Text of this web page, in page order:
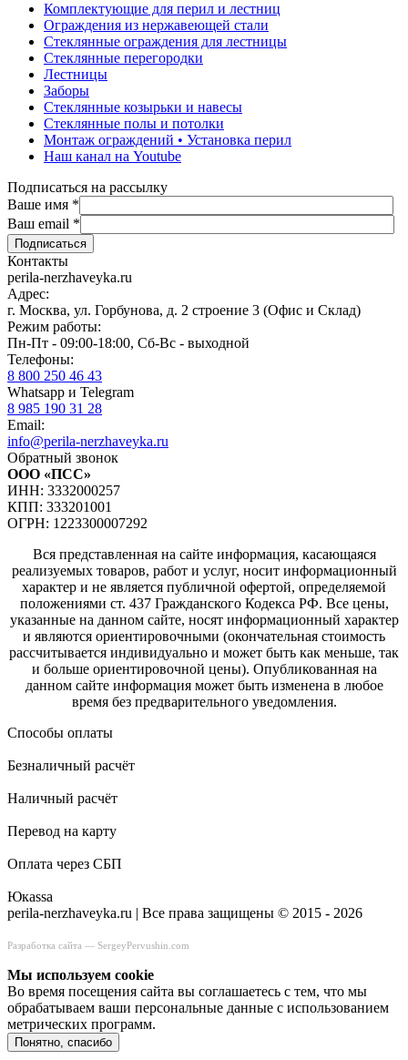
Комплектующие для перил и лестниц
Ограждения из нержавеющей стали
Стеклянные ограждения для лестницы
Стеклянные перегородки
Лестницы
Заборы
Стеклянные козырьки и навесы
Стеклянные полы и потолки
Монтаж ограждений • Установка перил
Наш канал на Youtube
Подписаться на рассылку
Ваше имя *
Ваш email *
Контакты
perila-nerzhaveyka.ru
Адрес:
г. Москва, ул. Горбунова, д. 2 строение 3 (Офис и Склад)
Режим работы:
Пн-Пт - 09:00-18:00, Сб-Вс - выходной
Телефоны:
8 800 250 46 43
Whatsapp и Telegram
8 985 190 31 28
Email:
info@perila-nerzhaveyka.ru
Обратный звонок
ООО «ПСС»
ИНН: 3332000257
КПП: 333201001
ОГРН: 1223300007292
Вся представленная на сайте информация, касающаяся
реализуемых товаров, работ и услуг, носит информационный
характер и не является публичной офертой, определяемой
положениями ст. 437 Гражданского Кодекса РФ. Все цены,
указанные на данном сайте, носят информационный характер
и являются ориентировочными (окончательная стоимость
рассчитывается индивидуально и может быть как меньше, так
и больше ориентировочной цены). Опубликованная на
данном сайте информация может быть изменена в любое
время без предварительного уведомления.
Способы оплаты
Безналичный расчёт
Наличный расчёт
Перевод на карту
Оплата через СБП
Юкаssа
perila-nerzhaveyka.ru | Все права защищены © 2015 - 2026
Разработка сайта — SergeyPervushin.com
Мы используем сookie
Во время посещения сайта вы соглашаетесь с тем, что мы
обрабатываем ваши персональные данные с использованием
метрических программ.
Понятно, спасибо